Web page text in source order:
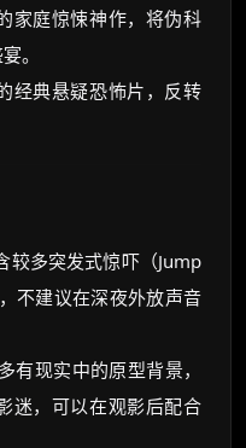
家庭惊悚神作，将伪科
。
经典悬疑恐怖片，反转
多突发式惊吓（Jump
不建议在深夜外放声音
现实中的原型背景，
迷，可以在观影后配合